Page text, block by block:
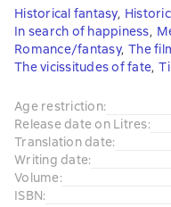
Historical fantasy,
In search of happiness,
Romance/fantasy, The
The vicissitudes of fate,
Age restriction:
Release date on Litres:
Translation date:
Writing date:
Volume:
ISBN: